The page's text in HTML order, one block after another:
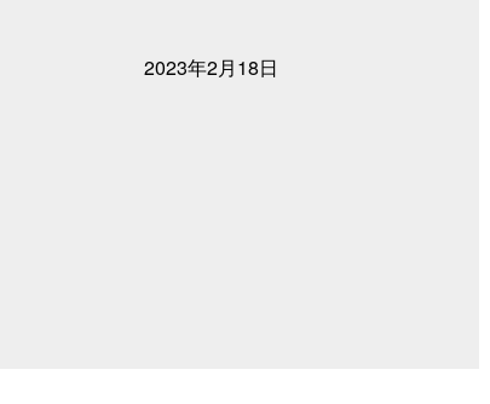
2023年2月18日